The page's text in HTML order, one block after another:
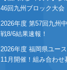
46回九州ブロック大会
2026年度 第57回九州
戦8/6結果速報！
2026年度 福岡県ユー
11月開催！組み合わせ